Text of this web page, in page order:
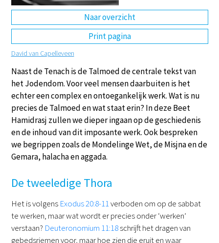
Naar overzicht
Print pagina
David van Capelleveen
Naast de Tenach is de Talmoed de centrale tekst van
het Jodendom. Voor veel mensen daarbuiten is het
echter een complex en ontoegankelijk werk. Wat is nu
precies de Talmoed en wat staat erin? In deze Beet
Hamidrasj zullen we dieper ingaan op de geschiedenis
en de inhoud van dit imposante werk. Ook bespreken
we begrippen zoals de Mondelinge Wet, de Misjna en de
Gemara, halacha en aggada.
De tweeledige Thora
Het is volgens Exodus 20:8-11verboden om op de sabbat
te werken, maar wat wordt er precies onder ‘werken’
verstaan? Deuteronomium 11:18schrijft het dragen van
gebedsriemen voor, maar hoe zien die eruit en waar
DE EN